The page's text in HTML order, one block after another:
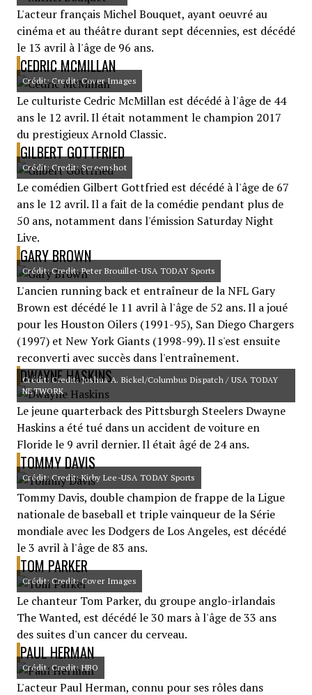
L'acteur français Michel Bouquet, ayant oeuvré au
cinéma et au théâtre durant sept décennies, est décédé
le 13 avril à l'âge de 96 ans.
CEDRIC MCMILLAN
Crédit: Credit: Cover Images
Le culturiste Cedric McMillan est décédé à l'âge de 44
ans le 12 avril. Il était notamment le champion 2017
du prestigieux Arnold Classic.
GILBERT GOTTFRIED
Crédit: Credit: Screenshot
Le comédien Gilbert Gottfried est décédé à l'âge de 67
ans le 12 avril. Il a fait de la comédie pendant plus de
50 ans, notamment dans l'émission Saturday Night
Live.
GARY BROWN
Crédit: Credit: Peter Brouillet-USA TODAY Sports
L'ancien running back et entraîneur de la NFL Gary
Brown est décédé le 11 avril à l'âge de 52 ans. Il a joué
pour les Houston Oilers (1991-95), San Diego Chargers
(1997) et New York Giants (1998-99). Il s'est ensuite
reconverti avec succès dans l'entraînement.
DWAYNE HASKINS
Crédit: Credit: Joshua A. Bickel/Columbus Dispatch / USA TODAY
NETWORK
Le jeune quarterback des Pittsburgh Steelers Dwayne
Haskins a été tué dans un accident de voiture en
Floride le 9 avril dernier. Il était âgé de 24 ans.
TOMMY DAVIS
Crédit: Credit: Kirby Lee-USA TODAY Sports
Tommy Davis, double champion de frappe de la Ligue
nationale de baseball et triple vainqueur de la Série
mondiale avec les Dodgers de Los Angeles, est décédé
le 3 avril à l'âge de 83 ans.
TOM PARKER
Crédit: Credit: Cover Images
Le chanteur Tom Parker, du groupe anglo-irlandais
The Wanted, est décédé le 30 mars à l'âge de 33 ans
des suites d'un cancer du cerveau.
PAUL HERMAN
Crédit: Credit: HBO
L'acteur Paul Herman, connu pour ses rôles dans